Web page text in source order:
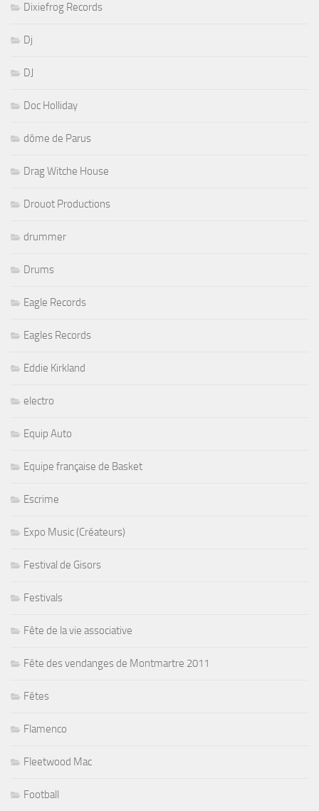
Dixiefrog Records
Dj
DJ
Doc Holliday
dôme de Parus
Drag Witche House
Drouot Productions
drummer
Drums
Eagle Records
Eagles Records
Eddie Kirkland
electro
Equip Auto
Equipe française de Basket
Escrime
Expo Music (Créateurs)
Festival de Gisors
Festivals
Fête de la vie associative
Fête des vendanges de Montmartre 2011
Fêtes
Flamenco
Fleetwood Mac
Football